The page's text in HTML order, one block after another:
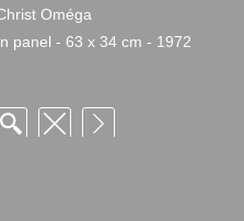
Oméga
panel - 63 x 34 cm - 1972